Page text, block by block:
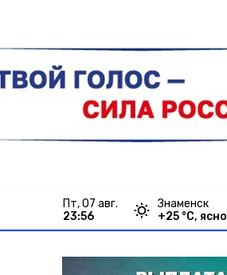
пт, 07 авг.
23:56
Знаменск
+25 °С, ясно